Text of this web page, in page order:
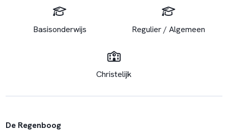
Basisonderwijs Regulier / Algemeen
Christelijk
De Regenboog